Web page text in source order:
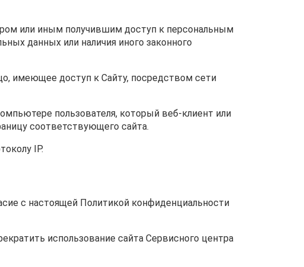
или иным получившим доступ к персональным
данных или наличия иного законного
имеющее доступ к Сайту, посредством сети
пользователя, который веб-клиент или
соответствующего сайта.
IP.
с настоящей Политикой конфиденциальности
использование сайта Сервисного центра